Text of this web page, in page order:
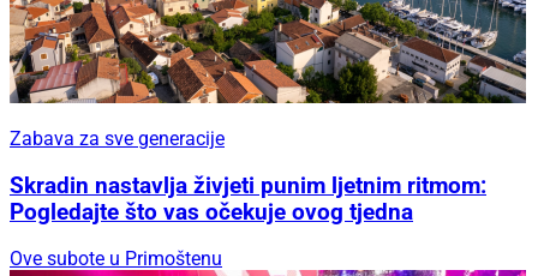
Zabava za sve generacije
Skradin nastavlja živjeti punim ljetnim ritmom:
Pogledajte što vas očekuje ovog tjedna
Ove subote u Primoštenu